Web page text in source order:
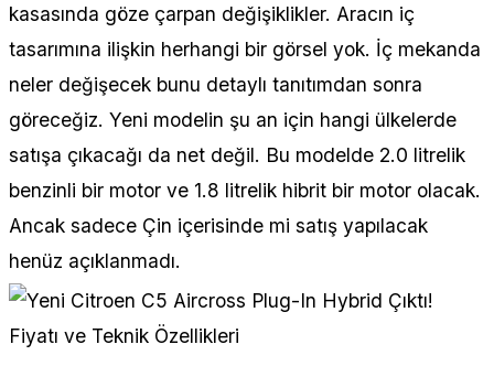
kasasında göze çarpan değişiklikler. Aracın iç
tasarımına ilişkin herhangi bir görsel yok. İç mekanda
neler değişecek bunu detaylı tanıtımdan sonra
göreceğiz. Yeni modelin şu an için hangi ülkelerde
satışa çıkacağı da net değil. Bu modelde 2.0 litrelik
benzinli bir motor ve 1.8 litrelik hibrit bir motor olacak.
Ancak sadece Çin içerisinde mi satış yapılacak
henüz açıklanmadı.